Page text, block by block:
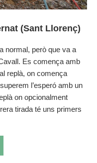
(Sant Llorenç)
normal, però que va a
Es comença amb
replà, on comença
l’esperó amb un
on opcionalment
tirada té uns primers